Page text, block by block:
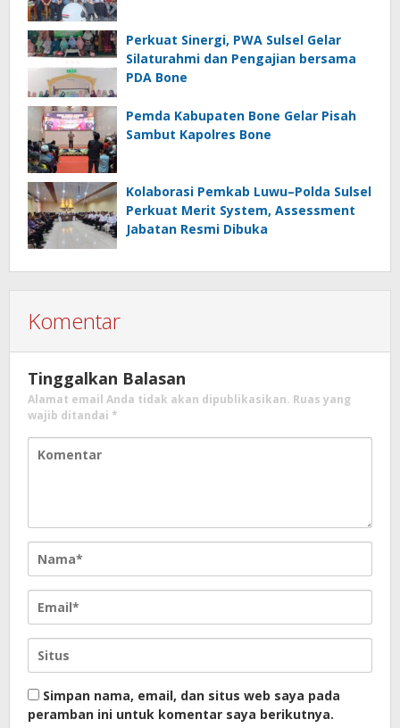
Perkuat Sinergi, PWA Sulsel Gelar
Silaturahmi dan Pengajian bersama
PDA Bone
Pemda Kabupaten Bone Gelar Pisah
Sambut Kapolres Bone
Kolaborasi Pemkab Luwu–Polda Sulsel
Perkuat Merit System, Assessment
Jabatan Resmi Dibuka
Komentar
Tinggalkan Balasan
Alamat email Anda tidak akan dipublikasikan. Ruas yang
wajib ditandai *
Simpan nama, email, dan situs web saya pada
peramban ini untuk komentar saya berikutnya.